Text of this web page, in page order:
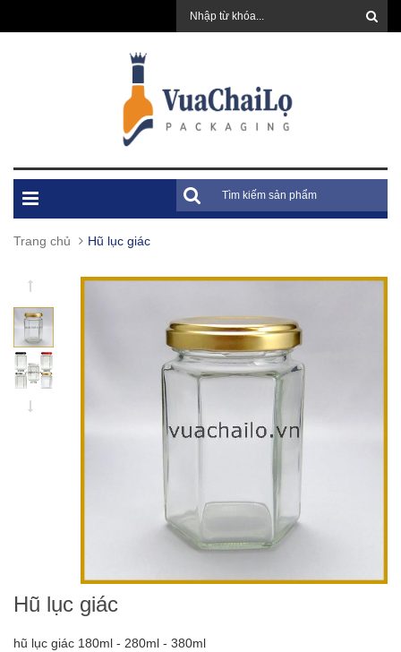
Trang chủ Hũ lục giác
Hũ lục giác
hũ lục giác 180ml - 280ml - 380ml